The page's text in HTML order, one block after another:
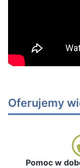
Oferujemy
Pomoc w